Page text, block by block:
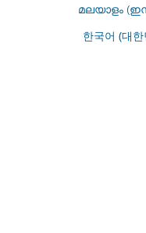
മലയാളം
한국어 (대